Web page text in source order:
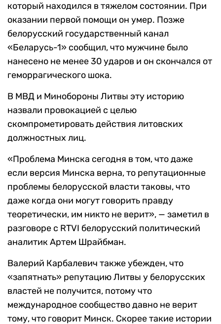
который находился в тяжелом состоянии. При
оказании первой помощи он умер. Позже
белорусский государственный канал
«Беларусь-1» сообщил, что мужчине было
нанесено не менее 30 ударов и он скончался от
геморрагического шока.
В МВД и Минобороны Литвы эту историю
назвали провокацией с целью
скомпрометировать действия литовских
должностных лиц.
«Проблема Минска сегодня в том, что даже
если версия Минска верна, то репутационные
проблемы белорусской власти таковы, что
даже когда они могут говорить правду
теоретически, им никто не верит», — заметил в
разговоре с RTVI белорусский политический
аналитик Артем Шрайбман.
Валерий Карбалевич также убежден, что
«запятнать» репутацию Литвы у белорусских
властей не получится, потому что
международное сообщество давно не верит
тому, что говорит Минск. Скорее такие истории